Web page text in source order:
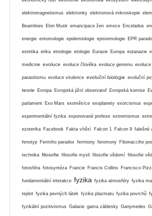
elektromagnetismus elektronky elektronová mikroskopie
Beamlines Elon Musk emancipace žen emoce Enceladus
energie entomologie epidemiologie epistemologie EPR
estetika etika etnologie etologie Eurasie Europa eutanazie
medicine evoluce evoluce člověka evoluce genomu evoluce
parasitismu evoluce virulence evoluční biologie evoluční
teorie Evropa Evropská jižní observatoř Evropská komise
parlament Exo Mars exoměsíce exoplanety exorcismus
experimentální fyzika exponované profese extremismus
ezoterika Facebook Fakta vítězí Falcon 1 Falcon 9 falešné
fenotyp Fermiho paradox fermiony feromony Fibonacciho
technika filosofie filosofie mysli filosofie vědomí filosofie
fotosféra fotosyntéza Francie Francis Collins Francisco
fundamentální interakce fyzika fyzika atmosféry fyzika
teplot fyzika pevných látek fyzika plazmatu fyzika povrchů
fyzikální pozitivismus Galaxie gama záblesky Ganymedes